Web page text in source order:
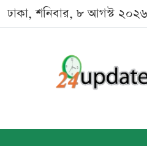
ঢাকা, শনিবার, ৮ আগস্ট